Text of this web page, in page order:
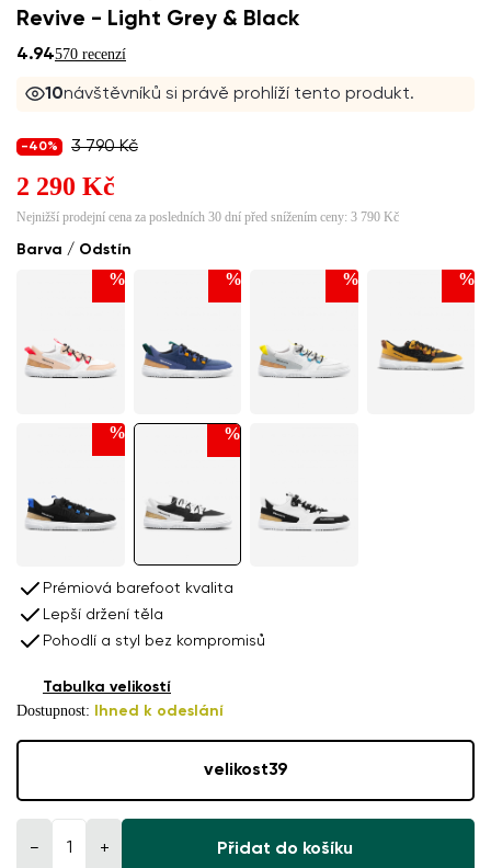
Revive - Light Grey & Black
4.94570 recenzí
10návštěvníků si právě prohlíží tento produkt.
Barva / Odstín
% % % %
% %
-40% 3 790 Kč
2 290 Kč
Nejnižší prodejní cena za posledních 30 dní před snížením ceny: 3 790 Kč
Prémiová barefoot kvalita
Lepší držení těla
Pohodlí a styl bez kompromisů
Dostupnost: Ihned k odeslání
Tabulka velikostí
velikost39
− + Přidat do košíku